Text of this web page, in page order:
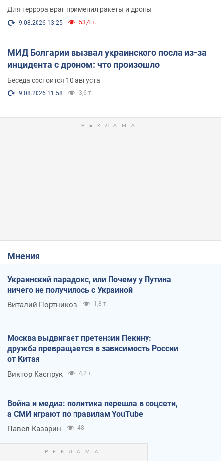
Для террора враг применил ракеты и дроны
9.08.2026 13:25 53,4 т.
МИД Болгарии вызвал украинского посла из-за
инцидента с дроном: что произошло
Беседа состоится 10 августа
9.08.2026 11:58 3,6 т.
Мнения
Украинский парадокс, или Почему у Путина
ничего не получилось с Украиной
Виталий Портников 1,8 т.
Москва выдвигает претензии Пекину:
дружба превращается в зависимость России
от Китая
Виктор Каспрук 4,2 т.
Война и медиа: политика перешла в соцсети,
а СМИ играют по правилам YouTube
Павел Казарин 48